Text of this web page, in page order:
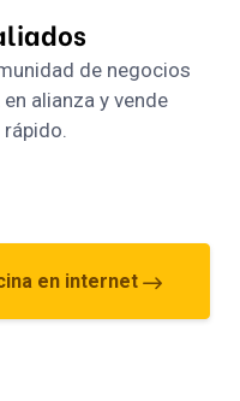
de negocios
alianza y vende
en internet